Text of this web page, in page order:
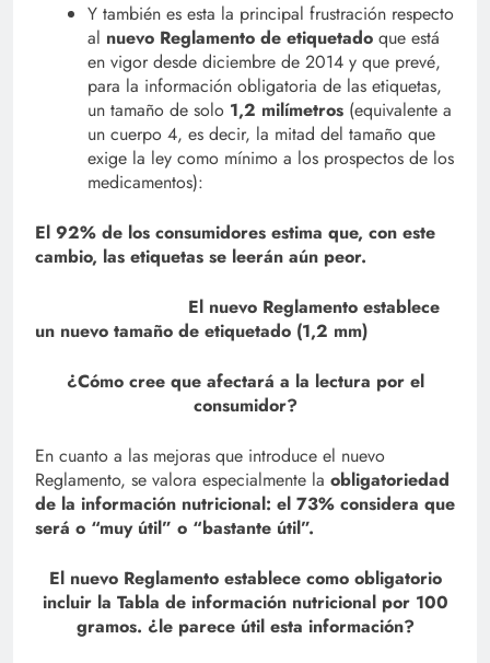
Y también es esta la principal frustración respecto
al nuevo Reglamento de etiquetado que está
en vigor desde diciembre de 2014 y que prevé,
para la información obligatoria de las etiquetas,
un tamaño de solo 1,2 milímetros (equivalente a
un cuerpo 4, es decir, la mitad del tamaño que
exige la ley como mínimo a los prospectos de los
medicamentos):
El 92% de los consumidores estima que, con este
cambio, las etiquetas se leerán aún peor.
El nuevo Reglamento establece
un nuevo tamaño de etiquetado (1,2 mm)
¿Cómo cree que afectará a la lectura por el
consumidor?
En cuanto a las mejoras que introduce el nuevo
Reglamento, se valora especialmente la obligatoriedad
de la información nutricional: el 73% considera que
será o “muy útil” o “bastante útil”.
El nuevo Reglamento establece como obligatorio
incluir la Tabla de información nutricional por 100
gramos. ¿le parece útil esta información?